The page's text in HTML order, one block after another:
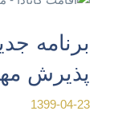
برنامه
پذیرش
1399-04-23